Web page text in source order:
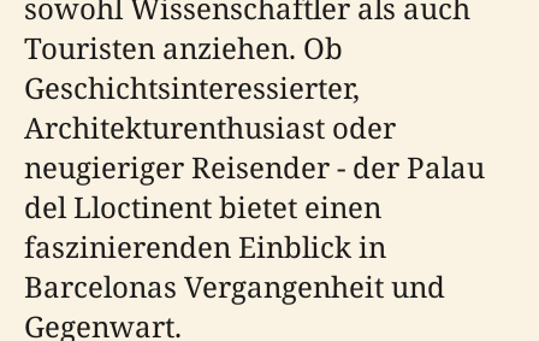
Touristen anziehen. Ob
Geschichtsinteressierter,
Architekturenthusiast oder
neugieriger Reisender - der Palau
del Lloctinent bietet einen
faszinierenden Einblick in
Barcelonas Vergangenheit und
Gegenwart.